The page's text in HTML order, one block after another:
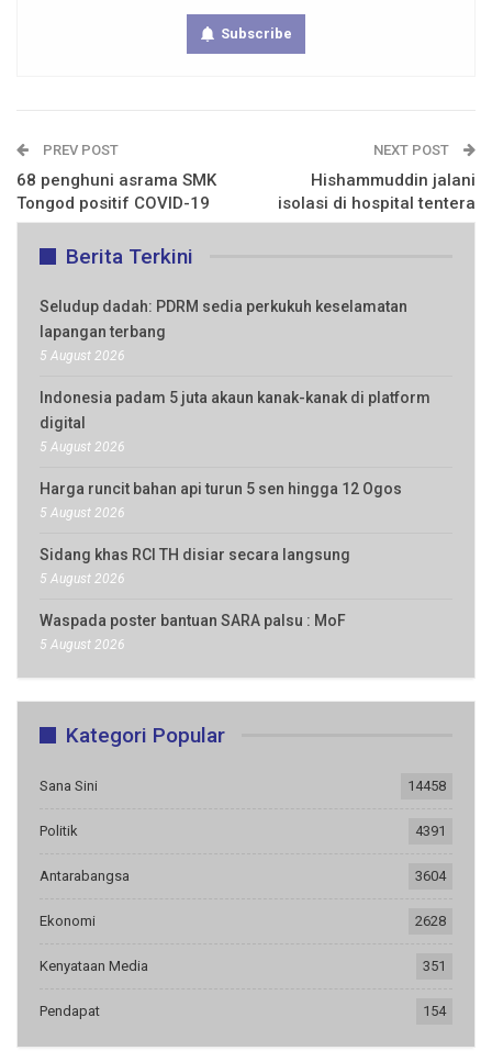
Subscribe
PREV POST
68 penghuni asrama SMK
Tongod positif COVID-19
NEXT POST
Hishammuddin jalani
isolasi di hospital tentera
Berita Terkini
Seludup dadah: PDRM sedia perkukuh keselamatan
lapangan terbang
5 August 2026
Indonesia padam 5 juta akaun kanak-kanak di platform
digital
5 August 2026
Harga runcit bahan api turun 5 sen hingga 12 Ogos
5 August 2026
Sidang khas RCI TH disiar secara langsung
5 August 2026
Waspada poster bantuan SARA palsu : MoF
5 August 2026
Kategori Popular
Sana Sini 14458
Politik 4391
Antarabangsa 3604
Ekonomi 2628
Kenyataan Media 351
Pendapat 154